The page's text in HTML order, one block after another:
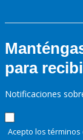
para
Notificaciones
Acepto los términos